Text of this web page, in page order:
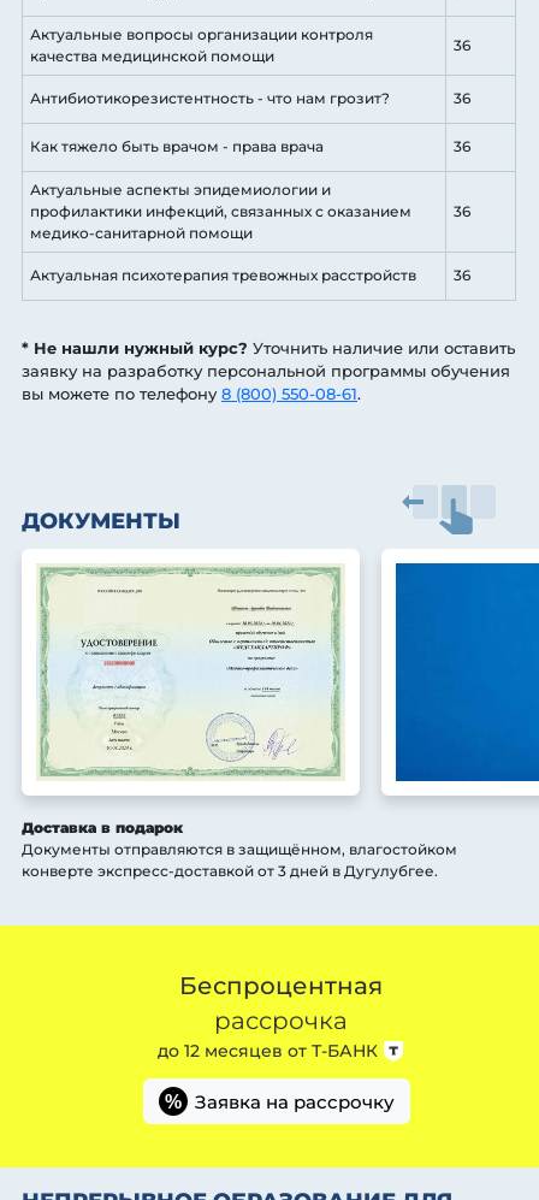
Актуальные вопросы организации контроля
качества медицинской помощи
36
Антибиотикорезистентность - что нам грозит? 36
Как тяжело быть врачом - права врача 36
Актуальные аспекты эпидемиологии и
профилактики инфекций, связанных с оказанием
медико-санитарной помощи
36
Актуальная психотерапия тревожных расстройств 36
* Не нашли нужный курс? Уточнить наличие или оставить
заявку на разработку персональной программы обучения
вы можете по телефону8 (800) 550-08-61.
ДОКУМЕНТЫ
Доставка в подарок
Документы отправляются в защищённом, влагостойком
конверте экспресс-доставкой от 3 дней в Дугулубгее.
Беспроцентная
рассрочка
до 12 месяцев от Т-БАНК
% Заявка на рассрочку